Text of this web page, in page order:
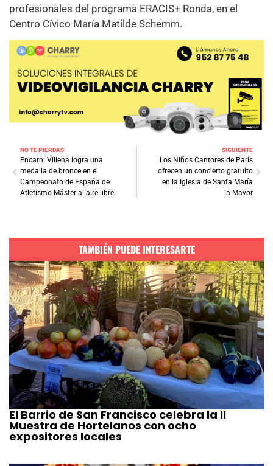
profesionales del programa ERACIS+ Ronda, en el
Centro Cívico María Matilde Schemm.
NO TE PIERDAS
Encarni Villena logra una
medalla de bronce en el
Campeonato de España de
Atletismo Máster al aire libre
SIGUIENTE
Los Niños Cantores de París
ofrecen un concierto gratuito
en la Iglesia de Santa María
la Mayor
TAMBIÉN PUEDE INTERESARTE
El Barrio de San Francisco celebra la II
Muestra de Hortelanos con ocho
expositores locales